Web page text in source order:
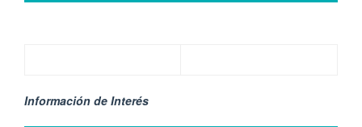
Información de Interés